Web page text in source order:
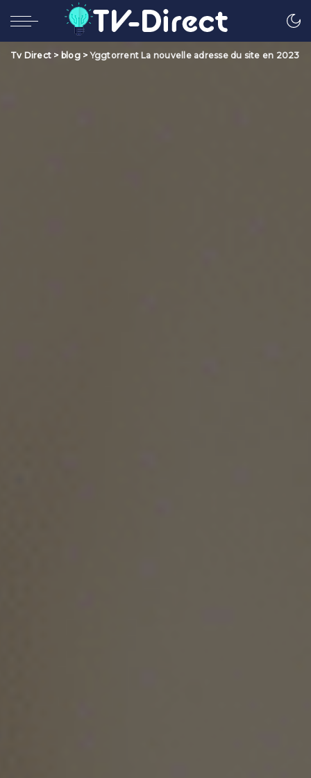
Tv Direct > blog>Yggtorrent La nouvelle adresse du site en 2023